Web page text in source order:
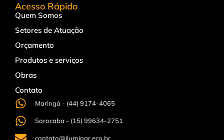
Acesso Rápido
Quem Somos
Setores de Atuação
Orçamento
Produtos e serviços
Obras
Contato
Maringá - (44) 9174-4065
Sorocaba - (15) 99634-2751
contato@iluminar.eco.br